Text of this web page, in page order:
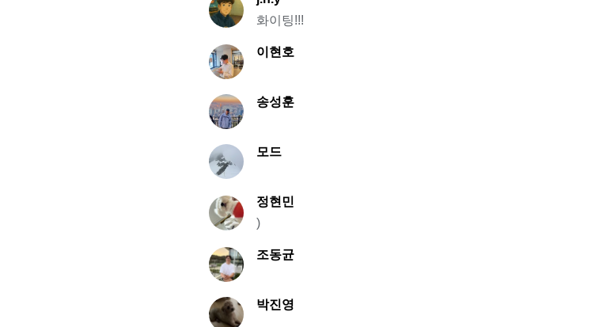
화이팅!!!
이현호
송성훈
모드
정현민
)
조동균
박진영